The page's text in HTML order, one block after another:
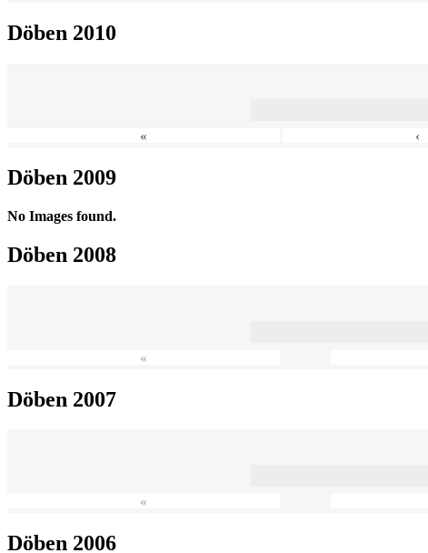
Döben 2010
« ‹
Döben 2009
No Images found.
Döben 2008
«
Döben 2007
«
Döben 2006